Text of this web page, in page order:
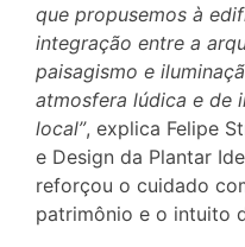
que propusemos à
integração entre a
paisagismo e
atmosfera lúdica e de
local”, explica Felipe
e Design da Plantar
reforçou o cuidado
patrimônio e o intuito